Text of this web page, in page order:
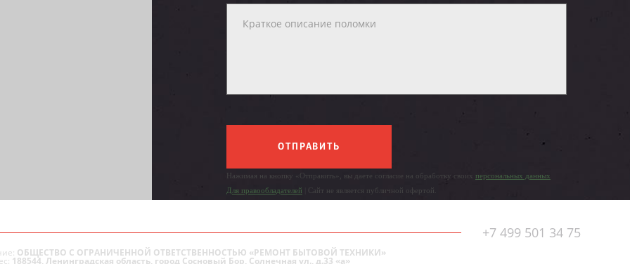
ОТПРАВИТЬ
Нажимая на кнопку «Отправить», вы даете согласие на обработку своих персональных данных
Для правообладателей | Сайт не является публичной офертой.
+7 499 501 34 75
ОБЩЕСТВО С ОГРАНИЧЕННОЙ ОТВЕТСТВЕННОСТЬЮ «РЕМОНТ БЫТОВОЙ ТЕХНИКИ»
188544, Ленинградская область, город Сосновый Бор, Солнечная ул., д.33 «а»